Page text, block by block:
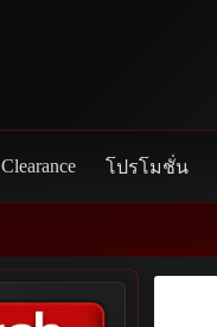
Clearance โปรโมชั่น